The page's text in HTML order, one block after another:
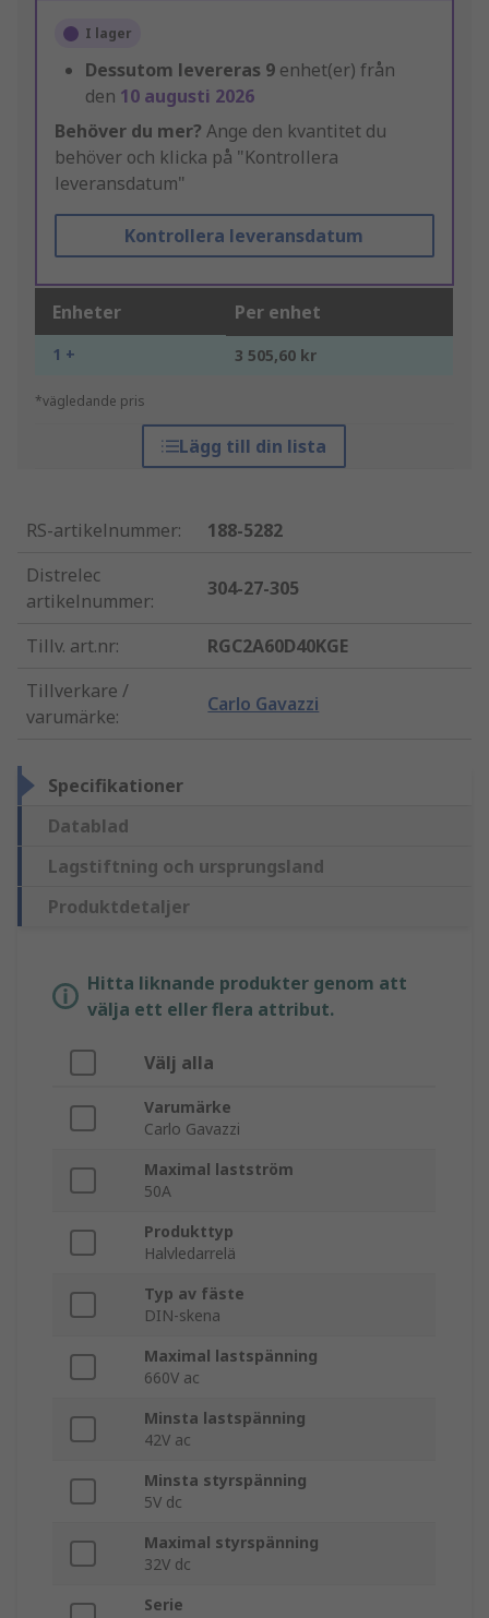
I lager
Dessutom levereras 9 enhet(er) från
den 10 augusti 2026
Behöver du mer? Ange den kvantitet du
behöver och klicka på "Kontrollera
leveransdatum"
Kontrollera leveransdatum
Enheter Per enhet
1 + 3 505,60 kr
*vägledande pris
Lägg till din lista
RS-artikelnummer:
188-5282
Distrelec
artikelnummer:
304-27-305
Tillv. art.nr:
RGC2A60D40KGE
Tillverkare /
varumärke:
Carlo Gavazzi
Specifikationer
Datablad
Lagstiftning och ursprungsland
Produktdetaljer
Hitta liknande produkter genom att
välja ett eller flera attribut.
Välj alla
Varumärke
Carlo Gavazzi
Maximal lastström
50A
Produkttyp
Halvledarrelä
Typ av fäste
DIN-skena
Maximal lastspänning
660V ac
Minsta lastspänning
42V ac
Minsta styrspänning
5V dc
Maximal styrspänning
32V dc
Serie